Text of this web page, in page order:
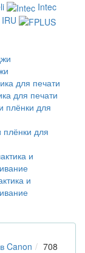
Intec
IRU
для печати
плёнки для
и
Canon
708